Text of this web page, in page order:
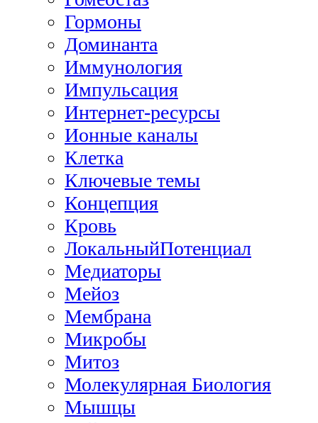
Гормоны
Доминанта
Иммунология
Импульсация
Интернет-ресурсы
Ионные каналы
Клетка
Ключевые темы
Концепция
Кровь
ЛокальныйПотенциал
Медиаторы
Мейоз
Мембрана
Микробы
Митоз
Молекулярная Биология
Мышцы